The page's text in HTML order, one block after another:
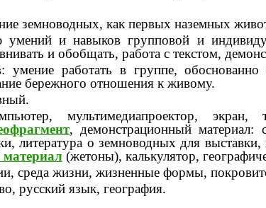
земноводных, как первых наземных
умений и навыков групповой и
и обобщать, работа с текстом,
умение работать в группе,
бережного отношения к живому.
мультимедиапроектор,
, демонстрационный
литература о земноводных для
(жетоны), калькулятор,
среда жизни, жизненные формы,
русский язык, география.